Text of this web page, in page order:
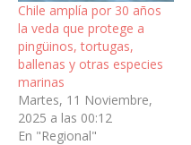
Chile amplía por 30 años
la veda que protege a
pingüinos, tortugas,
ballenas y otras especies
marinas
Martes, 11 Noviembre,
2025 a las 00:12
En "Regional"